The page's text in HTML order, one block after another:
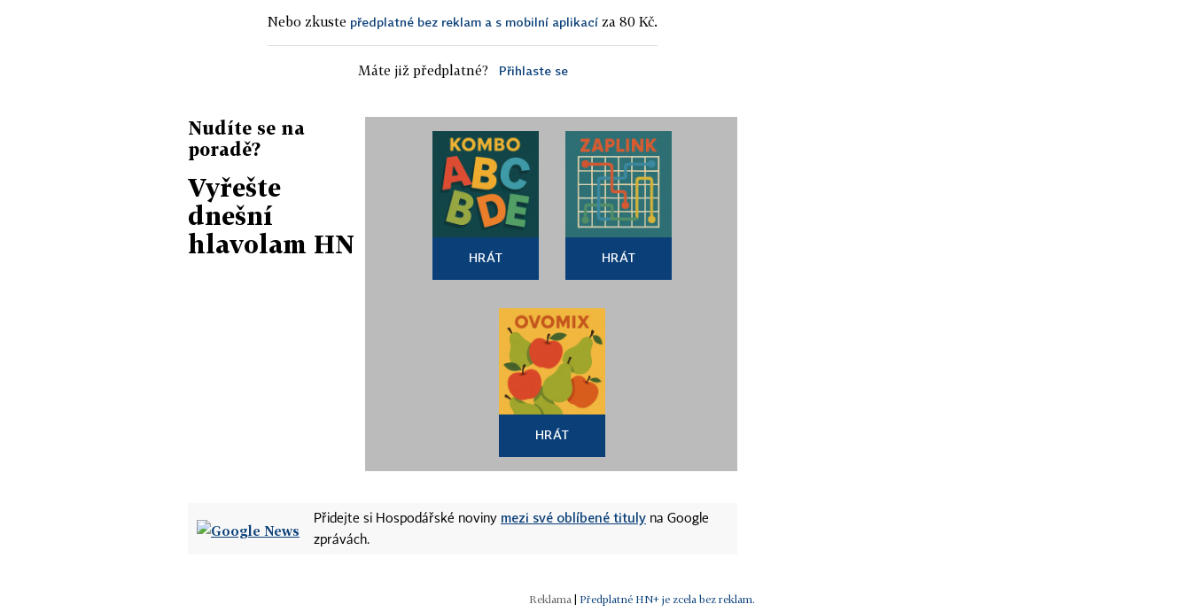
Nebo zkuste předplatné bez reklam a s mobilní aplikací za 80 Kč.
Máte již předplatné? Přihlaste se
Nudíte se na
poradě?
Vyřešte
dnešní
hlavolam HN
HRÁT HRÁT
HRÁT
Přidejte si Hospodářské noviny mezi své oblíbené tituly na Google
zprávách.
| Předplatné HN+ je zcela bez reklam.